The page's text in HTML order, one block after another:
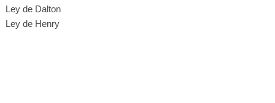
Ley de Dalton
Ley de Henry